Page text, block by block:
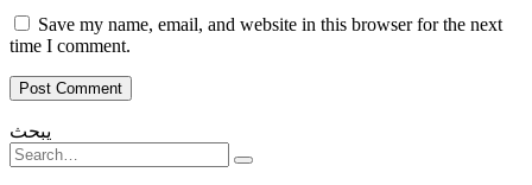
Save my name, email, and website in this browser for the next
time I comment.
يبحث
Search
for: